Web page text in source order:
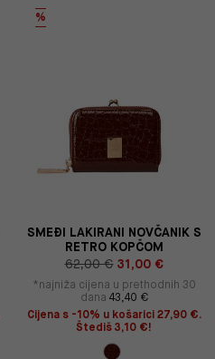
%
SMEĐI LAKIRANI NOVČANIK S
RETRO KOPČOM
62,00 € 31,00 €
*najniža cijena u prethodnih 30
dana 43,40 €
Cijena s -10% u košarici 27,90 €.
Štediš 3,10 €!